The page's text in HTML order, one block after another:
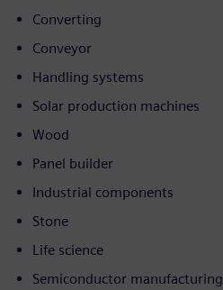
Converting
Conveyor
Handling systems
Solar production machines
Wood
Panel builder
Industrial components
Stone
Life science
Semiconductor manufacturing